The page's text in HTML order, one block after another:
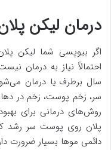
درمان لیکن
اگر بیوپسی شما لیکن
سال برطرف یا درمان
سر، زخم پوست، زخم در
روش‌های درمانی برای
پلان روی پوست سر رشد
دائمی موها بسیار ضرورت